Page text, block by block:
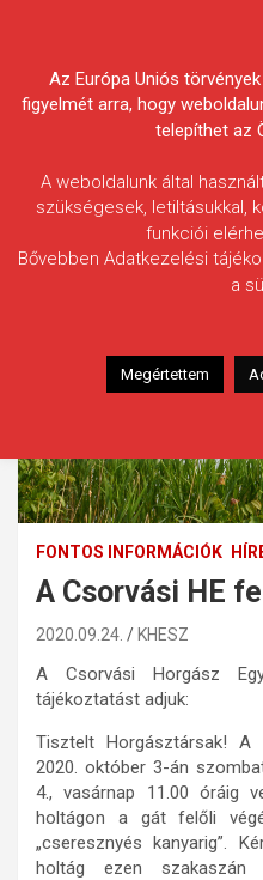
Egyesületek
FONTOS INFORMÁCIÓK
A Csorvási HE
2020.09.24. KHESZ
A Csorvási Horgász
tájékoztatást adjuk:
Tisztelt Horgásztársak! A
2020. október 3-án
4., vasárnap 11.00 óráig
holtágon a gát felőli
„cseresznyés kanyarig”.
holtág ezen szakaszán
Az Európa Uniós
figyelmét arra, hogy
telepíthet az
A weboldalunk által
szükségesek, letiltásukkal,
funkciói
Bővebben Adatkezelési
a
Megértettem